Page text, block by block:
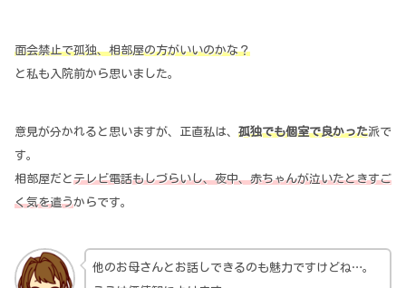
面会禁止で孤独、相部屋の方がいいのかな？
と私も入院前から思いました。
意見が分かれると思いますが、正直私は、 孤独でも個室で良かった派で
す。
相部屋だとテレビ電話もしづらいし、夜中、赤ちゃんが泣いたときすご
く気を遣うからです。
他のお母さんとお話しできるのも魅力ですけどね…。